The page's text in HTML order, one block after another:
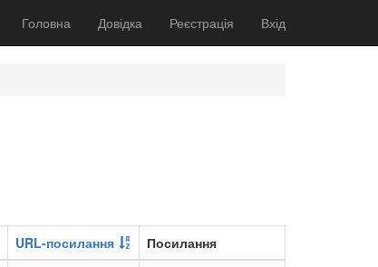
Головна Довідка Реєстрація Вхід
URL-посилання
Посилання